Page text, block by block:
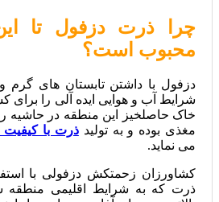
چرا ذرت دزفول تا
محبوب است؟
دزفول با داشتن تابستان‌ های گرم
شرایط آب و هوایی ایده‌ آلی را
خاک حاصلخیز این منطقه در حاشیه
مغذی بوده و به تولیدذرت با کیفیت و
می‌ نماید.
کشاورزان زحمتکش دزفولی با
ذرت که به شرایط اقلیمی منطقه